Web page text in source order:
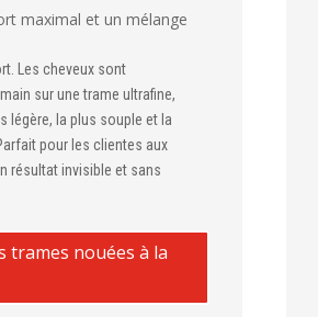
maximal et un mélange
Les cheveux sont
sur une trame ultrafine,
légère, la plus souple et la
pour les clientes aux
résultat invisible et sans
trames nouées à la